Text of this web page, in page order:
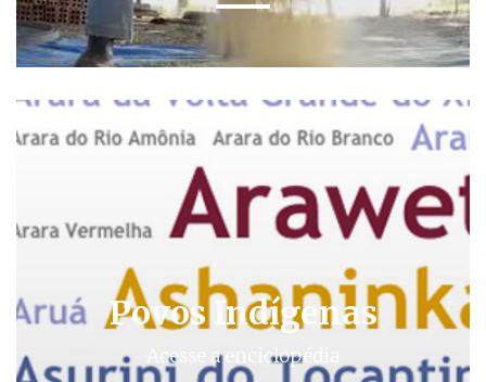
Povos Indígenas
Acesse a enciclopédia